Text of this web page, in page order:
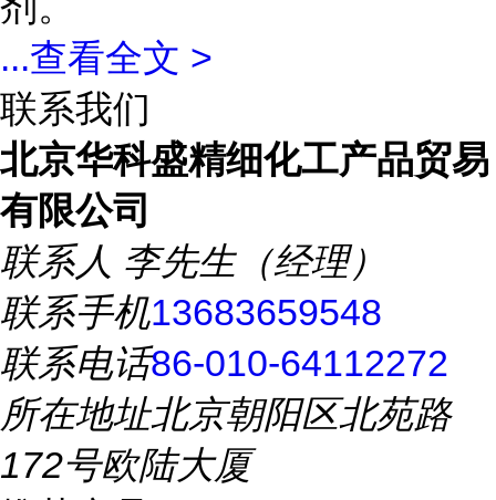
...查看全文 >
联系我们
北京华科盛精细化工产品贸易
有限公司
联系人 李先生（经理）
联系手机13683659548
联系电话86-010-64112272
所在地址北京朝阳区北苑路
172号欧陆大厦